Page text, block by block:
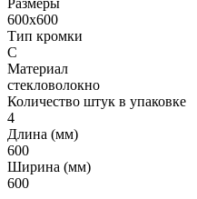
600x600
Тип кромки
C
Материал
стекловолокно
Количество штук в упаковке
4
Длина (мм)
600
Ширина (мм)
600